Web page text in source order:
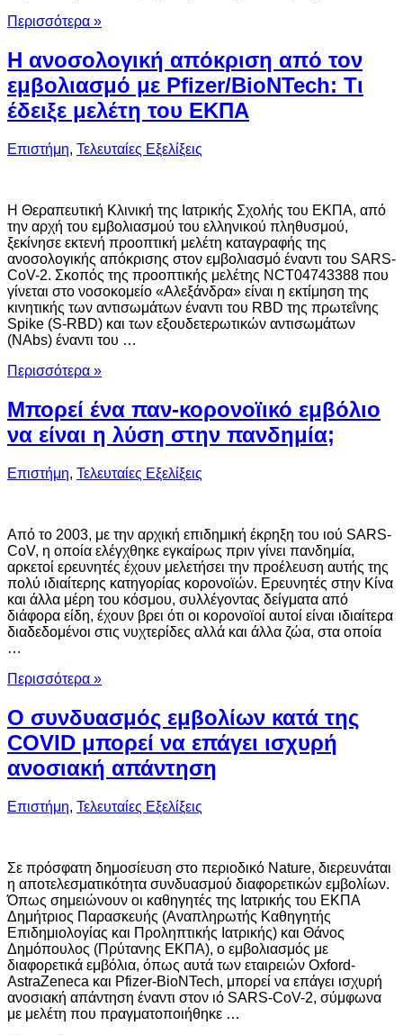
Περισσότερα »
Η ανοσολογική απόκριση από τον
εμβολιασμό με Pfizer/BioNTech: Τι
έδειξε μελέτη του ΕΚΠΑ
Επιστήμη, Τελευταίες Εξελίξεις
Η Θεραπευτική Κλινική της Ιατρικής Σχολής του ΕΚΠΑ, από
την αρχή του εμβολιασμού του ελληνικού πληθυσμού,
ξεκίνησε εκτενή προοπτική μελέτη καταγραφής της
ανοσολογικής απόκρισης στον εμβολιασμό έναντι του SARS-
CoV-2. Σκοπός της προοπτικής μελέτης NCT04743388 που
γίνεται στο νοσοκομείο «Αλεξάνδρα» είναι η εκτίμηση της
κινητικής των αντισωμάτων έναντι του RBD της πρωτεΐνης
Spike (S-RBD) και των εξουδετερωτικών αντισωμάτων
(NAbs) έναντι του …
Περισσότερα »
Μπορεί ένα παν-κορονοϊικό εμβόλιο
να είναι η λύση στην πανδημία;
Επιστήμη, Τελευταίες Εξελίξεις
Από το 2003, με την αρχική επιδημική έκρηξη του ιού SARS-
CoV, η οποία ελέγχθηκε εγκαίρως πριν γίνει πανδημία,
αρκετοί ερευνητές έχουν μελετήσει την προέλευση αυτής της
πολύ ιδιαίτερης κατηγορίας κορoνοϊών. Ερευνητές στην Κίνα
και άλλα μέρη του κόσμου, συλλέγοντας δείγματα από
διάφορα είδη, έχουν βρει ότι οι κορoνοϊοί αυτοί είναι ιδιαίτερα
διαδεδομένοι στις νυχτερίδες αλλά και άλλα ζώα, στα οποία
…
Περισσότερα »
Ο συνδυασμός εμβολίων κατά της
COVID μπορεί να επάγει ισχυρή
ανοσιακή απάντηση
Επιστήμη, Τελευταίες Εξελίξεις
Σε πρόσφατη δημοσίευση στο περιοδικό Νature, διερευνάται
η αποτελεσματικότητα συνδυασμού διαφορετικών εμβολίων.
Όπως σημειώνουν οι καθηγητές της Ιατρικής του ΕΚΠΑ
Δημήτριος Παρασκευής (Αναπληρωτής Καθηγητής
Επιδημιολογίας και Προληπτικής Ιατρικής) και Θάνος
Δημόπουλος (Πρύτανης ΕΚΠΑ), ο εμβολιασμός με
διαφορετικά εμβόλια, όπως αυτά των εταιρειών Oxford-
AstraZeneca και Pfizer-BioNTech, μπορεί να επάγει ισχυρή
ανοσιακή απάντηση έναντι στον ιό SARS-CoV-2, σύμφωνα
με μελέτη που πραγματοποιήθηκε …